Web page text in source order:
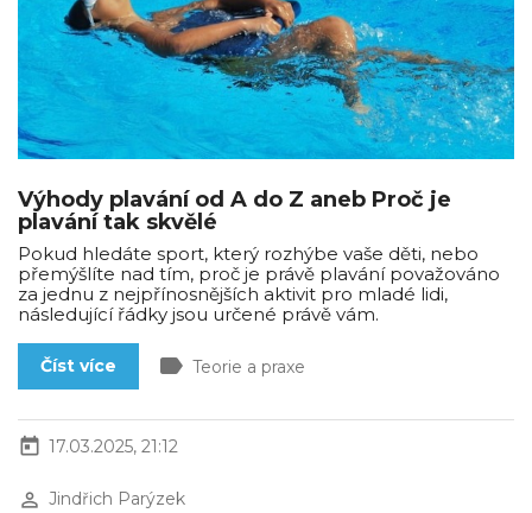
Výhody plavání od A do Z aneb Proč je
plavání tak skvělé
Pokud hledáte sport, který rozhýbe vaše děti, nebo
přemýšlíte nad tím, proč je právě plavání považováno
za jednu z nejpřínosnějších aktivit pro mladé lidi,
následující řádky jsou určené právě vám.
Číst více label Teorie a praxe
today 17.03.2025, 21:12
perm_identity Jindřich Parýzek